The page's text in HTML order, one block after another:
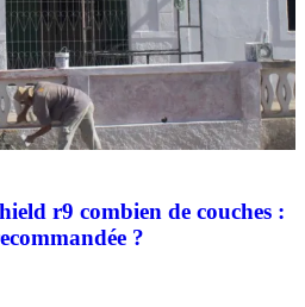
r9 combien de couches :
?